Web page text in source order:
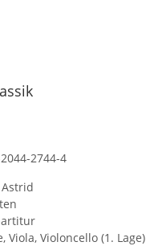
2744-4
Astrid
Viola, Violoncello (1. Lage)